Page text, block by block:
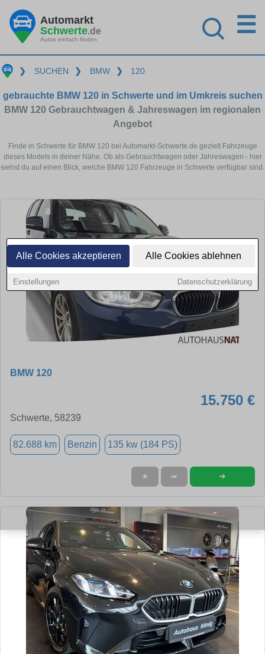
Alle Cookies akzeptieren Alle Cookies ablehnen
Einstellungen Datenschutzerklärung
Automarkt
Schwerte.de
Autos einfach finden
☰
❯ SUCHEN ❯ BMW ❯ 120
gebrauchte BMW 120 in Schwerte und im Umkreis suchen
BMW 120 Gebrauchtwagen & Jahreswagen im regionalen
Angebot
Finde in Schwerte für BMW 120 bei Automarkt-Schwerte.de gezielt Fahrzeuge
dieses Models in deiner Nähe. Ob als Gebrauchtwagen oder Jahreswagen - hier
siehst du auf einen Blick, welche BMW 120 Fahrzeuge in Schwerte verfügbar sind.
BMW 120
15.750 €
Schwerte, 58239
82.688 km Benzin 135 kw (184 PS)
★ ➦ ➜